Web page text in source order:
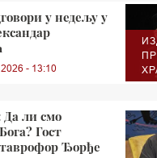
у недељу у
- 13:10
Да ли смо
Гост
Ђорђе